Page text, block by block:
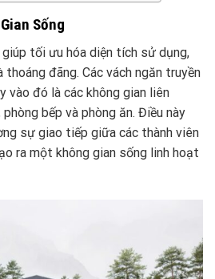
Sống
tối ưu hóa diện tích sử dụng,
đãng. Các vách ngăn truyền
vào đó là các không gian liên
bếp và phòng ăn. Điều này
sự giao tiếp giữa các thành viên
ra một không gian sống linh hoạt